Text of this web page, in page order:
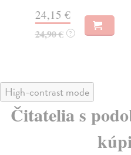
24,15 €
24,90 € ?
High-contrast mode
Čitatelia s